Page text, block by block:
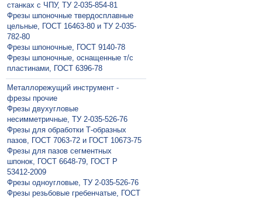
станках с ЧПУ, ТУ 2-035-854-81
Фрезы шпоночные твердосплавные
цельные, ГОСТ 16463-80 и ТУ 2-035-
782-80
Фрезы шпоночные, ГОСТ 9140-78
Фрезы шпоночные, оснащенные т/с
пластинами, ГОСТ 6396-78
Металлорежущий инструмент -
фрезы прочие
Фрезы двухугловые
несимметричные, ТУ 2-035-526-76
Фрезы для обработки Т-образных
пазов, ГОСТ 7063-72 и ГОСТ 10673-75
Фрезы для пазов сегментных
шпонок, ГОСТ 6648-79, ГОСТ Р
53412-2009
Фрезы одноугловые, ТУ 2-035-526-76
Фрезы резьбовые гребенчатые, ГОСТ